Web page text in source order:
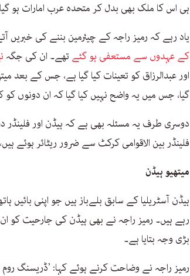
ہی اس کا ملک بھی بدل کر متحدہ عرب امارات ہو گیا۔ اب اس کا
یاد رہے کہ رمیز راجہ کے چیئرمین بننے کی خبریں
کے عہدوں سے مستعفی ہو گئے تھے۔ ان کی جگہ
اور عبدالرزاق کو تعینات کیا گیا ہے، جس کے بعد
گیا، جس میں یہ واضح نہیں کیا گیا کہ ان دونوں
دوسری طرف یہ مسئلہ بھی ہے کہ ہیڈن اور فلینڈر
فلینڈر بین الاقوامی کرکٹ سے ضرور ریٹائر ہوئے
میتھیو ہیڈن
ہیڈن آسٹریلیا کے سابق بلےباز ہیں جو اپنی بائیں
رہے ہیں۔ رمیز راجہ نے بھی ہیڈن کی جارحیت
بڑی وجہ بتایا ہے۔
رمیز راجہ نے وضاحت کرنے ہوئے کہا: ’ڈریسنگ